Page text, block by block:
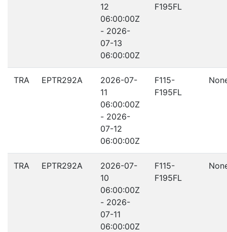
12
06:00:00Z
- 2026-
07-13
06:00:00Z
F195FL
TRA EPTR292A
2026-07-
11
06:00:00Z
- 2026-
07-12
06:00:00Z
F115-
F195FL
TRA EPTR292A
2026-07-
10
06:00:00Z
- 2026-
07-11
06:00:00Z
F115-
F195FL